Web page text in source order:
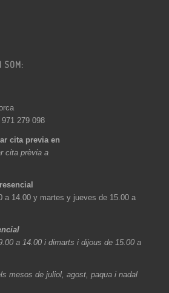
SOM:
279 098
cita previa en
cita prèvia a
a 14.00 y martes y jueves de 15.00 a
a 14.00 i dimarts i dijous de 15.00 a
mesos de juliol, agost, paqua i nadal